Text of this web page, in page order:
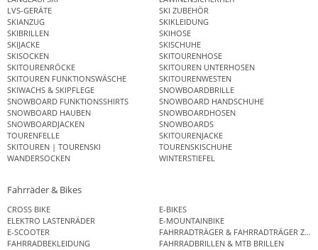
LVS-GERÄTE
SKI ZUBEHÖR
SKIANZUG
SKIKLEIDUNG
SKIBRILLEN
SKIHOSE
SKIJACKE
SKISCHUHE
SKISOCKEN
SKITOURENHOSE
SKITOURENRÖCKE
SKITOUREN UNTERHOSEN
SKITOUREN FUNKTIONSWÄSCHE
SKITOURENWESTEN
SKIWACHS & SKIPFLEGE
SNOWBOARDBRILLE
SNOWBOARD FUNKTIONSSHIRTS
SNOWBOARD HANDSCHUHE
SNOWBOARD HAUBEN
SNOWBOARDHOSEN
SNOWBOARDJACKEN
SNOWBOARDS
TOURENFELLE
SKITOURENJACKE
SKITOUREN | TOURENSKI
TOURENSKISCHUHE
WANDERSOCKEN
WINTERSTIEFEL
Fahrräder & Bikes
CROSS BIKE
E-BIKES
ELEKTRO LASTENRÄDER
E-MOUNTAINBIKE
E-SCOOTER
FAHRRADTRÄGER & FAHRRADTRÄGER
FAHRRADBEKLEIDUNG
FAHRRADBRILLEN & MTB BRILLEN